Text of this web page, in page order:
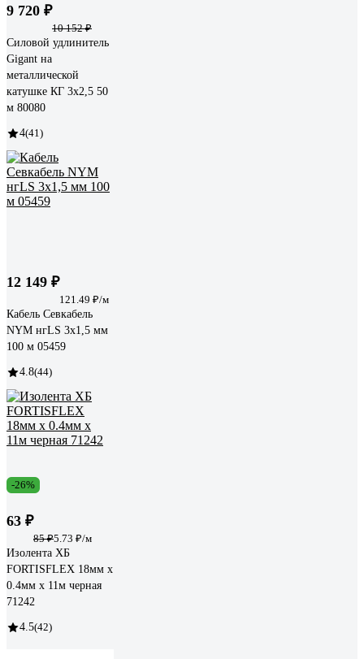
9 720 ₽
10 152 ₽
Силовой удлинитель
Gigant на
металлической
катушке КГ 3x2,5 50
м 80080
4(41)
12 149 ₽
121.49 ₽/м
Кабель Севкабель
NYM нгLS 3х1,5 мм
100 м 05459
4.8(44)
-26%
63 ₽
85 ₽5.73 ₽/м
Изолента ХБ
FORTISFLEX 18мм х
0.4мм х 11м черная
71242
4.5(42)